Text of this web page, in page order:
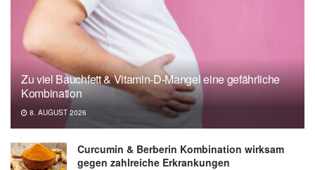
Zu viel Bauchfett & Vitamin-D-Mangel eine gefährliche
Kombination
8. AUGUST 2026
Curcumin & Berberin Kombination wirksam
gegen zahlreiche Erkrankungen